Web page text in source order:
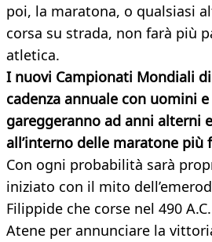
poi, la maratona, o qualsiasi
corsa su strada, non farà più
atletica.
I nuovi Campionati Mondiali
cadenza annuale con uomini
gareggeranno ad anni alterni
all’interno delle maratone più
Con ogni probabilità sarà
iniziato con il mito
Filippide che corse nel 490
Atene per annunciare la